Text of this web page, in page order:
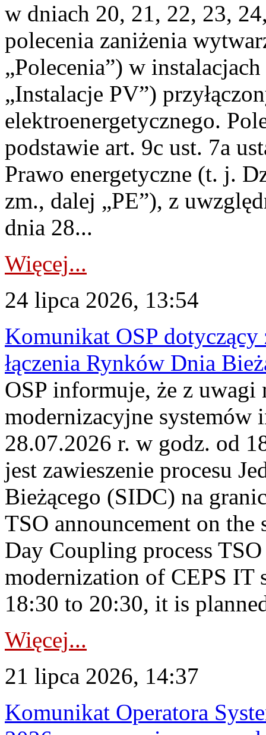
w dniach 20, 21, 22, 23,
polecenia zaniżenia
„Polecenia”) w
„Instalacje PV”)
elektroenergetycznego.
podstawie art. 9c ust. 7a
Prawo energetyczne (t. j.
zm., dalej „PE”), z
dnia 28...
Więcej...
24 lipca 2026, 13:54
Komunikat OSP dotyczący
łączenia Rynków Dnia
OSP informuje, że z uwagi
modernizacyjne
28.07.2026 r. w godz. od
jest zawieszenie procesu
Bieżącego (SIDC) na
TSO announcement on
Day Coupling process
modernization of CEPS IT
18:30 to 20:30, it is
Więcej...
21 lipca 2026, 14:37
Komunikat Operatora